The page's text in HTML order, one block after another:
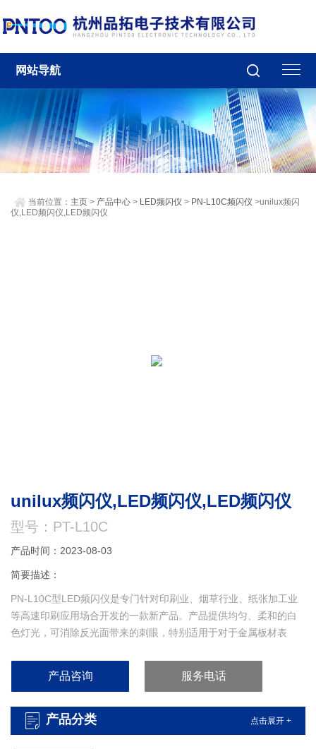
网站导航
当前位置： 主页 > 产品中心 > LED频闪仪 > PN-L10C频闪仪 >unilux频闪
仪,LED频闪仪,LED频闪仪
unilux频闪仪,LED频闪仪,LED频闪仪
型号：PT-L10C
产品时间：2023-08-03
简要描述：
PN-L10C型LED频闪仪是专门针对印刷业、烟草行业、纸张加工业
等高速印刷应用场合开发的一款新产品。产品提供均匀、柔和的白
色灯光，可消除反光面带来的刺眼，特别适用于对于金属板材表
时约2年的灯管寿命，极大降低产品的使用成本。
产品咨询 服务电话
产品分类 点击展开 +